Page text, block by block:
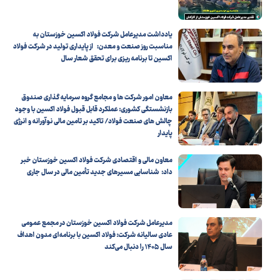
یادداشت مدیرعامل شرکت فولاد اکسین خوزستان به
مناسبت روز صنعت و معدن: از پایداری تولید در شرکت فولاد
اکسین تا برنامه ریزی برای تحقق شعار سال
معاون امور شرکت ها و مجامع گروه سرمایه گذاری صندوق
بازنشستگی کشوری: عملکرد قابل قبول فولاد اکسین با وجود
چالش های صنعت فولاد/ تاکید بر تامین مالی نوآورانه و انرژی
پایدار
معاون مالی و اقتصادی شرکت فولاد اکسین خوزستان خبر
داد: شناسایی مسیرهای جدید تأمین مالی در سال جاری
مدیرعامل شرکت فولاد اکسین خوزستان در مجمع عمومی
عادی سالیانه شرکت: فولاد اکسین با برنامه‌ای مدون اهداف
سال ۱۴۰۵ را دنبال می‌کند